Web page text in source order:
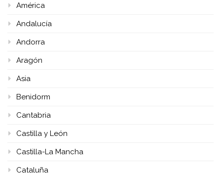
América
Andalucía
Andorra
Aragón
Asia
Benidorm
Cantabria
Castilla y León
Castilla-La Mancha
Cataluña